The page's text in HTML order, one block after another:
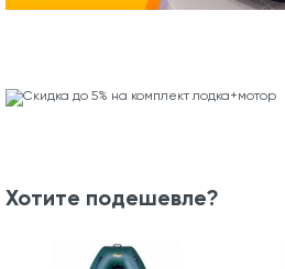
Хотите подешевле?